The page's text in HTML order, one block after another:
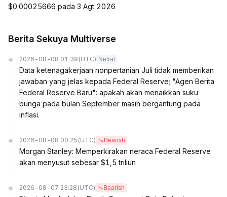
$0.00025666 pada 3 Agt 2026
Berita Sekuya Multiverse
2026-08-08 01:39 (UTC) Netral
Data ketenagakerjaan nonpertanian Juli tidak memberikan
jawaban yang jelas kepada Federal Reserve; "Agen Berita
Federal Reserve Baru": apakah akan menaikkan suku
bunga pada bulan September masih bergantung pada
inflasi.
2026-08-08 00:25 (UTC) Bearish
Morgan Stanley: Memperkirakan neraca Federal Reserve
akan menyusut sebesar $1,5 triliun
2026-08-07 23:28 (UTC) Bearish